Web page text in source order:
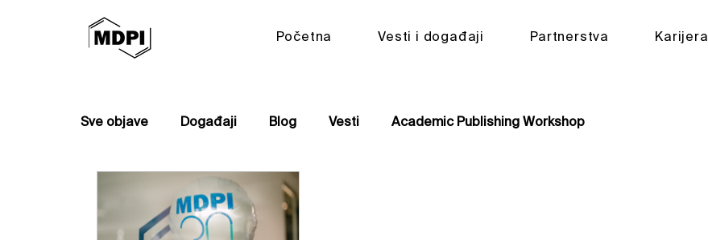
Početna Vesti i događaji​ Partnerstva​ Karijera
Sve objave Događaji Blog Vesti Academic Publishing Workshop